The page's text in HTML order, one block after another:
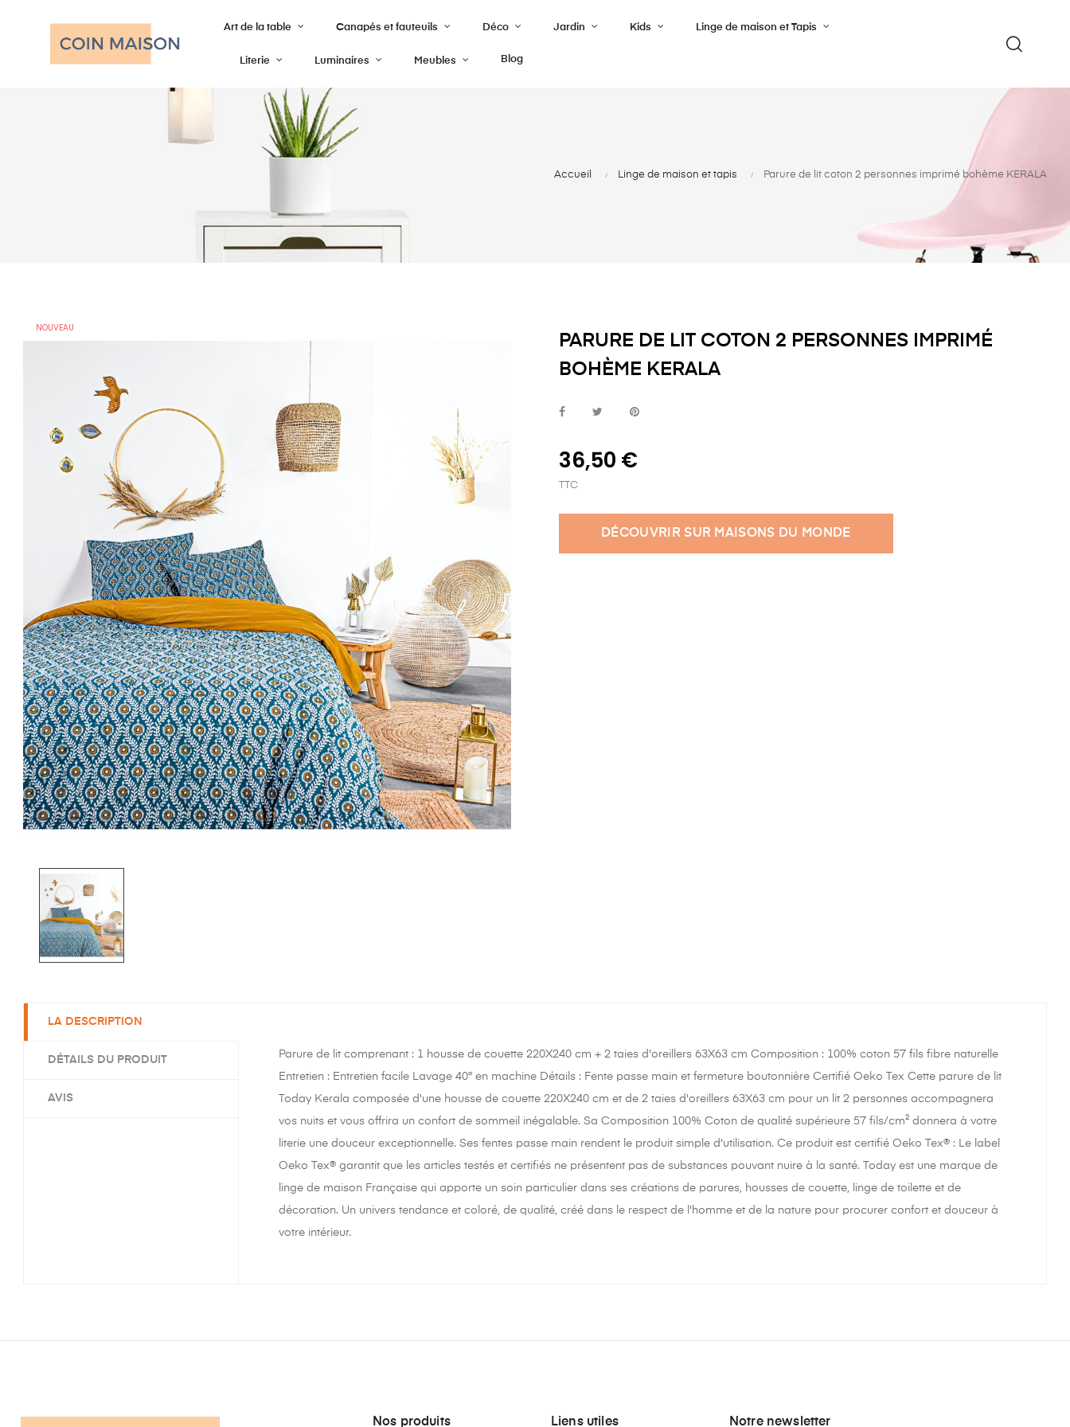
Art de la table Canapés et fauteuils Déco Jardin Kids Linge de maison et Tapis
Literie Luminaires Meubles Blog
Accueil Linge de maison et tapis Parure de lit coton 2 personnes imprimé bohème KERALA
NOUVEAU
PARURE DE LIT COTON 2 PERSONNES IMPRIMÉ
BOHÈME KERALA
36,50 €
TTC
DÉCOUVRIR SUR MAISONS DU MONDE
LA DESCRIPTION
DÉTAILS DU PRODUIT
AVIS
Parure de lit comprenant : 1 housse de couette 220X240 cm + 2 taies d'oreillers 63X63 cm Composition : 100% coton 57 fils fibre naturelle
Entretien : Entretien facile Lavage 40° en machine Détails : Fente passe main et fermeture boutonnière Certifié Oeko Tex Cette parure de lit
Today Kerala composée d'une housse de couette 220X240 cm et de 2 taies d'oreillers 63X63 cm pour un lit 2 personnes accompagnera
vos nuits et vous offrira un confort de sommeil inégalable. Sa Composition 100% Coton de qualité supérieure 57 fils/cm² donnera à votre
literie une douceur exceptionnelle. Ses fentes passe main rendent le produit simple d'utilisation. Ce produit est certifié Oeko Tex® : Le label
Oeko Tex® garantit que les articles testés et certifiés ne présentent pas de substances pouvant nuire à la santé. Today est une marque de
linge de maison Française qui apporte un soin particulier dans ses créations de parures, housses de couette, linge de toilette et de
décoration. Un univers tendance et coloré, de qualité, créé dans le respect de l'homme et de la nature pour procurer confort et douceur à
votre intérieur.
Nos produits Liens utiles Notre newsletter